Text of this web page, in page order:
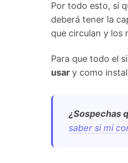
Por todo esto, si
deberá tener la
que circulan y los
Para que todo el
usar y como
¿Sospechas
saber si mi